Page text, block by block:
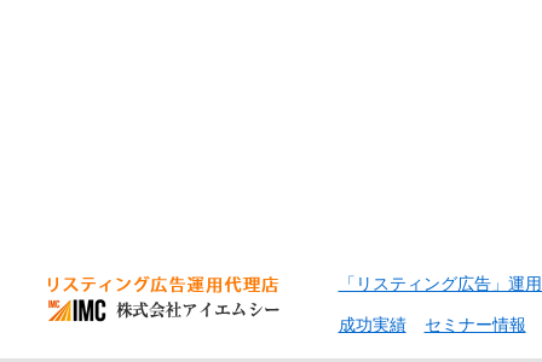
「リスティング広告」運
成功実績 セミナー情報